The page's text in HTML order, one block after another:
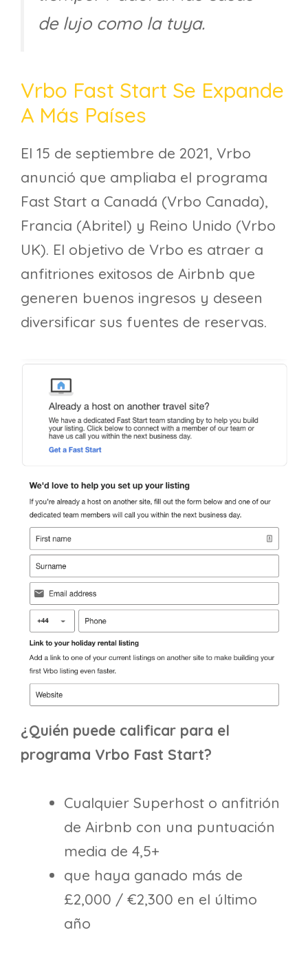
de lujo como la tuya.
Vrbo Fast Start Se Expande
A Más Países
El 15 de septiembre de 2021, Vrbo
anunció que ampliaba el programa
Fast Start a Canadá (Vrbo Canada),
Francia (Abritel) y Reino Unido (Vrbo
UK). El objetivo de Vrbo es atraer a
anfitriones exitosos de Airbnb que
generen buenos ingresos y deseen
diversificar sus fuentes de reservas.
¿Quién puede calificar para el
programa Vrbo Fast Start?
Cualquier Superhost o anfitrión
de Airbnb con una puntuación
media de 4,5+
que haya ganado más de
£2,000 / €2,300 en el último
año